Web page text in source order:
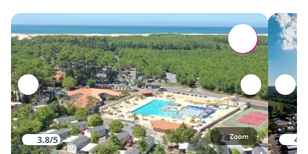
3.8/5 Zoom 4/5